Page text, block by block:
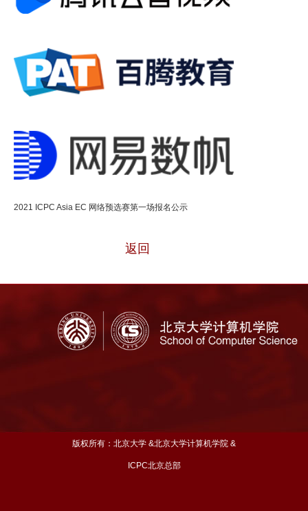
2021 ICPC Asia EC 网络预选赛第一场报名公示
返回
版权所有：北京大学 &北京大学计算机学院 &
ICPC北京总部